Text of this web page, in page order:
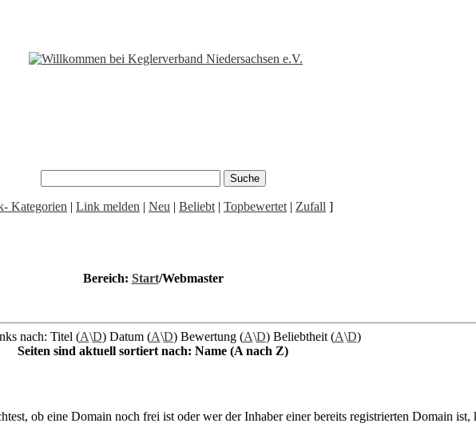
Kategorien | Link melden | Neu | Beliebt | Topbewertet | Zufall ]
Bereich: Start/Webmaster
nach: Titel (A\D) Datum (A\D) Bewertung (A\D) Beliebtheit (A\D)
Seiten sind aktuell sortiert nach: Name (A nach Z)
ob eine Domain noch frei ist oder wer der Inhaber einer bereits registrierten Domain ist,